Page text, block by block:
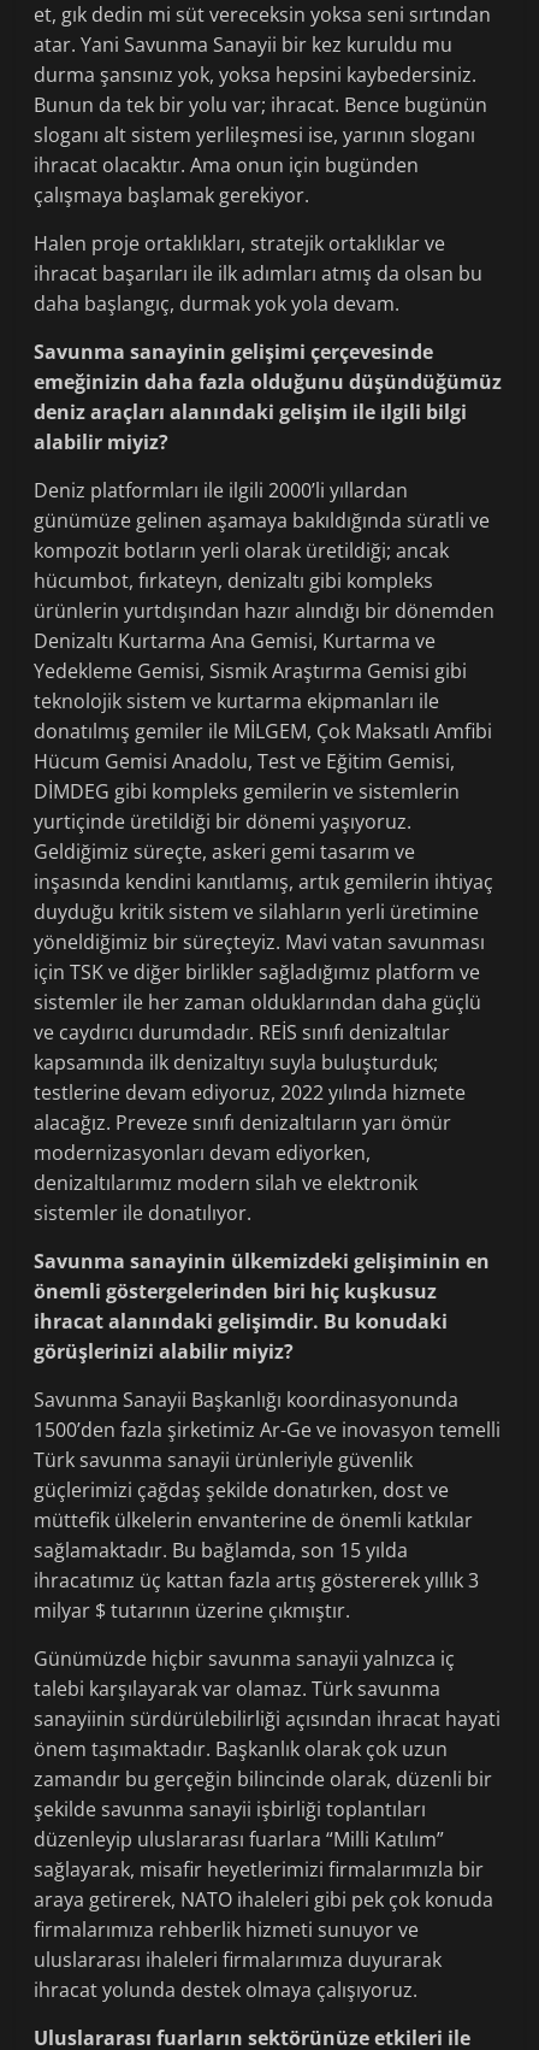
et, gık dedin mi süt vereceksin yoksa seni sırtından
atar. Yani Savunma Sanayii bir kez kuruldu mu
durma şansınız yok, yoksa hepsini kaybedersiniz.
Bunun da tek bir yolu var; ihracat. Bence bugünün
sloganı alt sistem yerlileşmesi ise, yarının sloganı
ihracat olacaktır. Ama onun için bugünden
çalışmaya başlamak gerekiyor.
Halen proje ortaklıkları, stratejik ortaklıklar ve
ihracat başarıları ile ilk adımları atmış da olsan bu
daha başlangıç, durmak yok yola devam.
Savunma sanayinin gelişimi çerçevesinde
emeğinizin daha fazla olduğunu düşündüğümüz
deniz araçları alanındaki gelişim ile ilgili bilgi
alabilir miyiz?
Deniz platformları ile ilgili 2000’li yıllardan
günümüze gelinen aşamaya bakıldığında süratli ve
kompozit botların yerli olarak üretildiği; ancak
hücumbot, fırkateyn, denizaltı gibi kompleks
ürünlerin yurtdışından hazır alındığı bir dönemden
Denizaltı Kurtarma Ana Gemisi, Kurtarma ve
Yedekleme Gemisi, Sismik Araştırma Gemisi gibi
teknolojik sistem ve kurtarma ekipmanları ile
donatılmış gemiler ile MİLGEM, Çok Maksatlı Amfibi
Hücum Gemisi Anadolu, Test ve Eğitim Gemisi,
DİMDEG gibi kompleks gemilerin ve sistemlerin
yurtiçinde üretildiği bir dönemi yaşıyoruz.
Geldiğimiz süreçte, askeri gemi tasarım ve
inşasında kendini kanıtlamış, artık gemilerin ihtiyaç
duyduğu kritik sistem ve silahların yerli üretimine
yöneldiğimiz bir süreçteyiz. Mavi vatan savunması
için TSK ve diğer birlikler sağladığımız platform ve
sistemler ile her zaman olduklarından daha güçlü
ve caydırıcı durumdadır. REİS sınıfı denizaltılar
kapsamında ilk denizaltıyı suyla buluşturduk;
testlerine devam ediyoruz, 2022 yılında hizmete
alacağız. Preveze sınıfı denizaltıların yarı ömür
modernizasyonları devam ediyorken,
denizaltılarımız modern silah ve elektronik
sistemler ile donatılıyor.
Savunma sanayinin ülkemizdeki gelişiminin en
önemli göstergelerinden biri hiç kuşkusuz
ihracat alanındaki gelişimdir. Bu konudaki
görüşlerinizi alabilir miyiz?
Savunma Sanayii Başkanlığı koordinasyonunda
1500’den fazla şirketimiz Ar-Ge ve inovasyon temelli
Türk savunma sanayii ürünleriyle güvenlik
güçlerimizi çağdaş şekilde donatırken, dost ve
müttefik ülkelerin envanterine de önemli katkılar
sağlamaktadır. Bu bağlamda, son 15 yılda
ihracatımız üç kattan fazla artış göstererek yıllık 3
milyar $ tutarının üzerine çıkmıştır.
Günümüzde hiçbir savunma sanayii yalnızca iç
talebi karşılayarak var olamaz. Türk savunma
sanayiinin sürdürülebilirliği açısından ihracat hayati
önem taşımaktadır. Başkanlık olarak çok uzun
zamandır bu gerçeğin bilincinde olarak, düzenli bir
şekilde savunma sanayii işbirliği toplantıları
düzenleyip uluslararası fuarlara “Milli Katılım”
sağlayarak, misafir heyetlerimizi firmalarımızla bir
araya getirerek, NATO ihaleleri gibi pek çok konuda
firmalarımıza rehberlik hizmeti sunuyor ve
uluslararası ihaleleri firmalarımıza duyurarak
ihracat yolunda destek olmaya çalışıyoruz.
Uluslararası fuarların sektörünüze etkileri ile